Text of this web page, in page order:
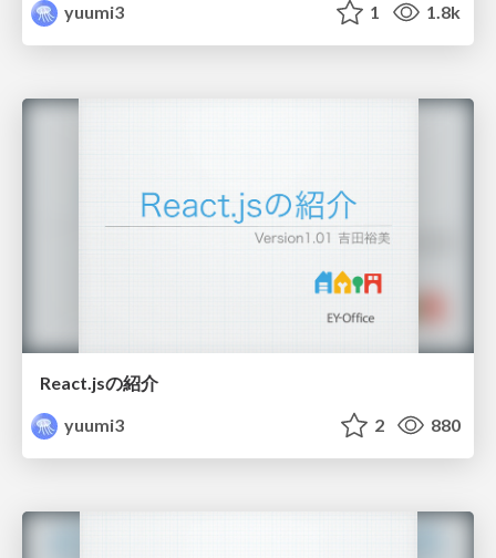
yuumi3
1 1.8k
React.jsの紹介
yuumi3
2 880